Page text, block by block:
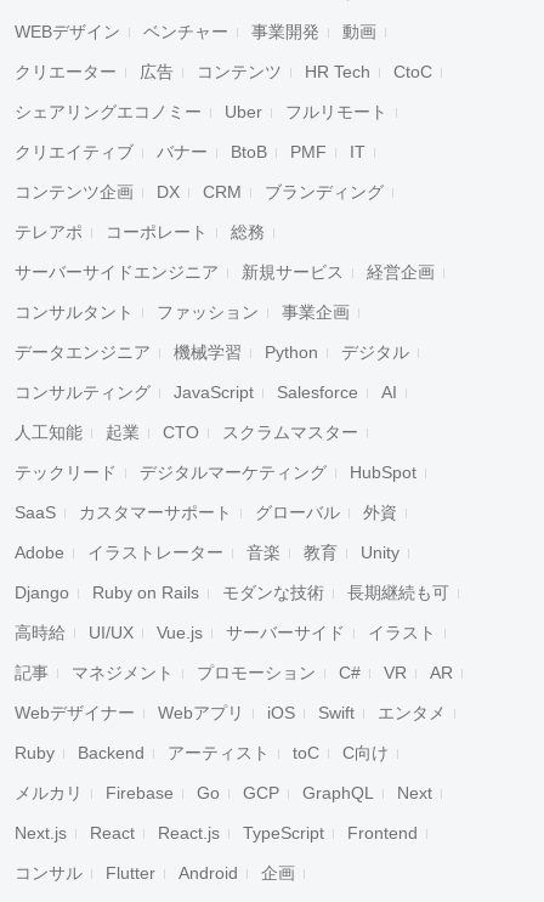
WEBデザイン ベンチャー 事業開発 動画
クリエーター 広告 コンテンツ HR Tech CtoC
シェアリングエコノミー Uber フルリモート
クリエイティブ バナー BtoB PMF IT
コンテンツ企画 DX CRM ブランディング
テレアポ コーポレート 総務
サーバーサイドエンジニア 新規サービス 経営企画
コンサルタント ファッション 事業企画
データエンジニア 機械学習 Python デジタル
コンサルティング JavaScript Salesforce AI
人工知能 起業 CTO スクラムマスター
テックリード デジタルマーケティング HubSpot
SaaS カスタマーサポート グローバル 外資
Adobe イラストレーター 音楽 教育 Unity
Django Ruby on Rails モダンな技術 長期継続も可
高時給 UI/UX Vue.js サーバーサイド イラスト
記事 マネジメント プロモーション C# VR AR
Webデザイナー Webアプリ iOS Swift エンタメ
Ruby Backend アーティスト toC C向け
メルカリ Firebase Go GCP GraphQL Next
Next.js React React.js TypeScript Frontend
コンサル Flutter Android 企画